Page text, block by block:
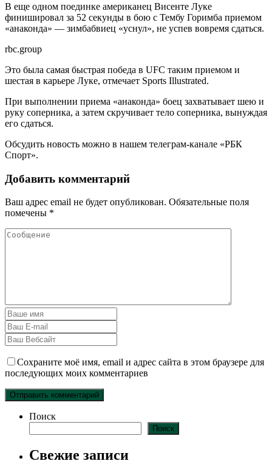
В еще одном поединке американец Висенте Луке
финишировал за 52 секунды в бою с Тембу Горимба приемом
«анаконда» — зимбабвиец «уснул», не успев вовремя сдаться.
rbc.group
Это была самая быстрая победа в UFC таким приемом и
шестая в карьере Луке, отмечает Sports Illustrated.
При выполнении приема «анаконда» боец захватывает шею и
руку соперника, а затем скручивает тело соперника, вынуждая
его сдаться.
Обсудить новость можно в нашем телеграм-канале «РБК
Спорт».
Добавить комментарий
Ваш адрес email не будет опубликован. Обязательные поля
помечены *
Сохраните моё имя, email и адрес сайта в этом браузере для
последующих моих комментариев
Поиск
Поиск
Свежие записи